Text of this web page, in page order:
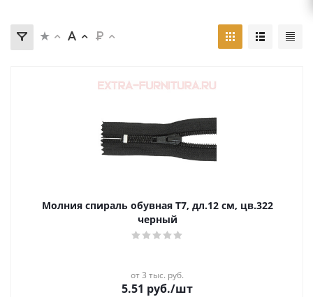
Молния спираль обувная Т7, дл.12 см, цв.322
черный
от 3 тыс. руб.
5.51 руб./шт